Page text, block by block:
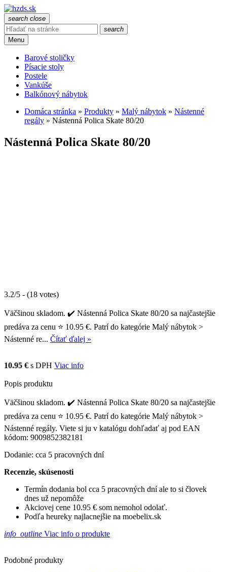
search close
search
Menu
Barové stoličky
Písacie stoly
Postele
Vankúše
Balkónový nábytok
Domáca stránka » Produkty » Malý nábytok » Nástenné
regály » Nástenná Polica Skate 80/20
Nástenná Polica Skate 80/20
3.2/5 - (18 votes)
Väčšinou skladom. ✔️ Nástenná Polica Skate 80/20 sa najčastejšie
predáva za cenu ⭐ 10.95 €. Patrí do kategórie Malý nábytok >
Nástenné re... Čítať ďalej »
10.95 € s DPH Viac info
Popis produktu
Väčšinou skladom. ✔️ Nástenná Polica Skate 80/20 sa najčastejšie
predáva za cenu ⭐ 10.95 €. Patrí do kategórie Malý nábytok >
Nástenné regály. Viete si ju v katalógu dohľadať aj pod EAN
kódom: 9009852382181
Dodanie: cca 5 pracovných dní
Recenzie, skúsenosti
Termín dodania bol cca 5 pracovných dní ale to si človek
dnes už nepomôže
Akciovej cene 10.95 € som nemohol odolať.
Podľa heureky najlacnejšie na moebelix.sk
info_outline Viac info o produkte
Podobné produkty